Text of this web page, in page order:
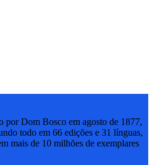
por Dom Bosco em agosto de 1877,
todo em 66 edições e 31 línguas,
mais de 10 milhões de exemplares